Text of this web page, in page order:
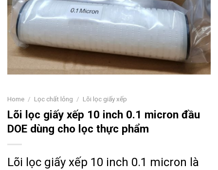
Home / Lọc chất lỏng / Lõi lọc giấy xếp
Lõi lọc giấy xếp 10 inch 0.1 micron đầu
DOE dùng cho lọc thực phẩm
Lõi lọc giấy xếp 10 inch 0.1 micron là